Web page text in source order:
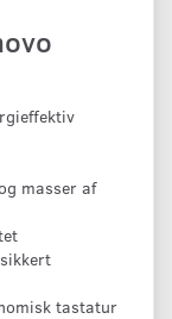
masser af
tastatur